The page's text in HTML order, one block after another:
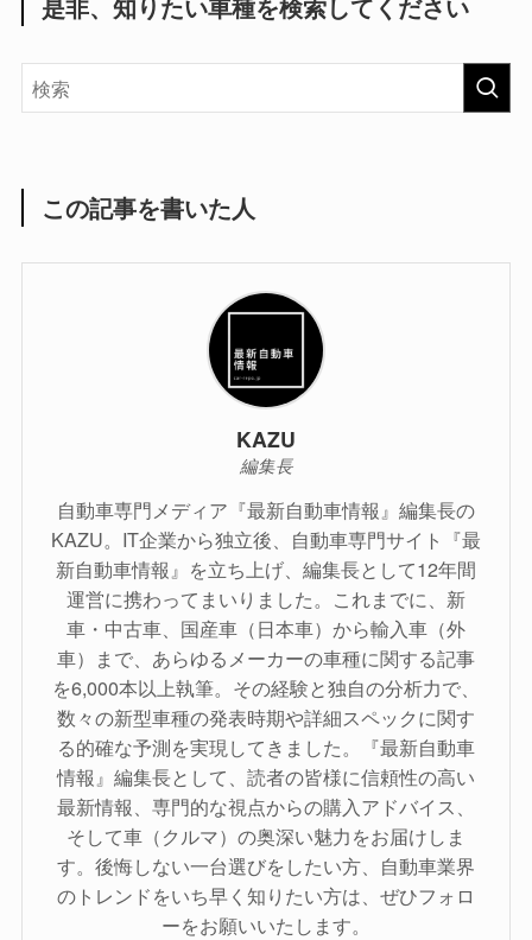
是非、知りたい車種を検索してください
この記事を書いた人
KAZU
編集長
自動車専門メディア『最新自動車情報』編集長の
KAZU。IT企業から独立後、自動車専門サイト『最
新自動車情報』を立ち上げ、編集長として12年間
運営に携わってまいりました。これまでに、新
車・中古車、国産車（日本車）から輸入車（外
車）まで、あらゆるメーカーの車種に関する記事
を6,000本以上執筆。その経験と独自の分析力で、
数々の新型車種の発表時期や詳細スペックに関す
る的確な予測を実現してきました。『最新自動車
情報』編集長として、読者の皆様に信頼性の高い
最新情報、専門的な視点からの購入アドバイス、
そして車（クルマ）の奥深い魅力をお届けしま
す。後悔しない一台選びをしたい方、自動車業界
のトレンドをいち早く知りたい方は、ぜひフォロ
ーをお願いいたします。